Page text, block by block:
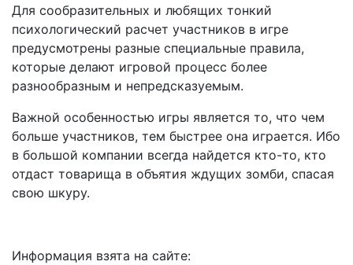
Для сообразительных и любящих тонкий
психологический расчет участников в игре
предусмотрены разные специальные правила,
которые делают игровой процесс более
разнообразным и непредсказуемым.
Важной особенностью игры является то, что чем
больше участников, тем быстрее она играется. Ибо
в большой компании всегда найдется кто-то, кто
отдаст товарища в объятия ждущих зомби, спасая
свою шкуру.
Информация взята на сайте: